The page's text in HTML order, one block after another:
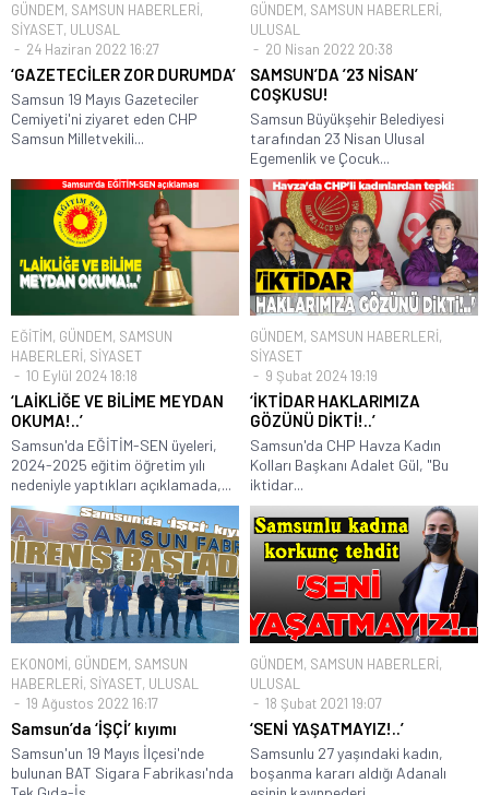
GÜNDEM, SAMSUN HABERLERİ,
SİYASET, ULUSAL
24 Haziran 2022 16:27
‘GAZETECİLER ZOR DURUMDA’
Samsun 19 Mayıs Gazeteciler
Cemiyeti'ni ziyaret eden CHP
Samsun Milletvekili...
GÜNDEM, SAMSUN HABERLERİ,
ULUSAL
20 Nisan 2022 20:38
SAMSUN’DA ’23 NİSAN’
COŞKUSU!
Samsun Büyükşehir Belediyesi
tarafından 23 Nisan Ulusal
Egemenlik ve Çocuk...
EĞİTİM, GÜNDEM, SAMSUN
HABERLERİ, SİYASET
10 Eylül 2024 18:18
‘LAİKLİĞE VE BİLİME MEYDAN
OKUMA!..’
Samsun'da EĞİTİM-SEN üyeleri,
2024-2025 eğitim öğretim yılı
nedeniyle yaptıkları açıklamada,...
GÜNDEM, SAMSUN HABERLERİ,
SİYASET
9 Şubat 2024 19:19
‘İKTİDAR HAKLARIMIZA
GÖZÜNÜ DİKTİ!..’
Samsun'da CHP Havza Kadın
Kolları Başkanı Adalet Gül, "Bu
iktidar...
EKONOMİ, GÜNDEM, SAMSUN
HABERLERİ, SİYASET, ULUSAL
19 Ağustos 2022 16:17
Samsun’da ‘İŞÇİ’ kıyımı
Samsun'un 19 Mayıs İlçesi'nde
bulunan BAT Sigara Fabrikası'nda
GÜNDEM, SAMSUN HABERLERİ,
ULUSAL
18 Şubat 2021 19:07
‘SENİ YAŞATMAYIZ!..’
Samsunlu 27 yaşındaki kadın,
boşanma kararı aldığı Adanalı